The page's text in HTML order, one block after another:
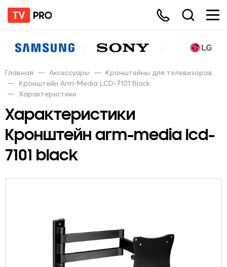
Главная — Аксессуары — Кронштейны для телевизоров
— Кронштейн Arm-Media LCD-7101 Black
— Характеристики
Характеристики
Кронштейн arm-media lcd-
7101 black